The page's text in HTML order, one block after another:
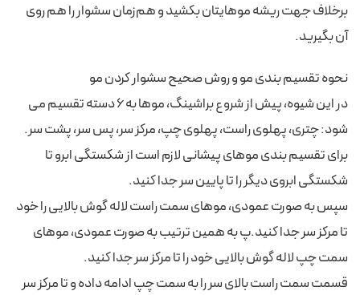
برخلاف جهت ریشه موهایتان بکشید و هم‌زمان سشوار را هم روی
آن بگیرید.
نحوه‌ تقسیم بندی مو و روش صحیح سشوار کردن مو
در این شیوه، پیش از شروع براشینگ، موها به 6 دسته تقسیم می
شود: چتری، پهلوی راست، پهلوی چپ، مرکز سر، پس سر، پشت سر.
برای تقسیم بندی موهای پیشانی لازم است از شکستگی ابرو تا
شکستگی ابروی دیگر را تا پایین سر جدا کنید.
سپس به صورت عمودی، موهای سمت راست لاله گوش بالایی را خود
تا مرکز سر جدا کنید.پ به همین ترتیب به صورت عمودی، موهای
سمت چپ لاله گوش بالایی خود را تا مرکز سر جدا کنید.
قسمت سمت راست بالای سر را به سمت چپ ادامه داده و تا مرکز سر